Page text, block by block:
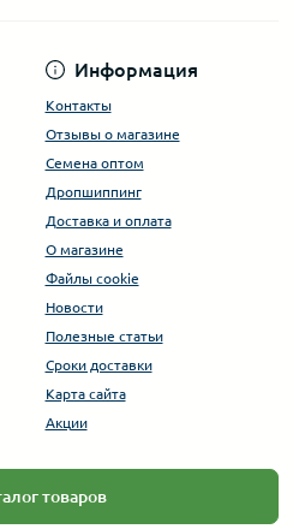
Информация
Контакты
Отзывы о магазине
Семена оптом
Дропшиппинг
Доставка и оплата
О магазине
Файлы cookie
Новости
Полезные статьи
Сроки доставки
Карта сайта
Акции
товаров